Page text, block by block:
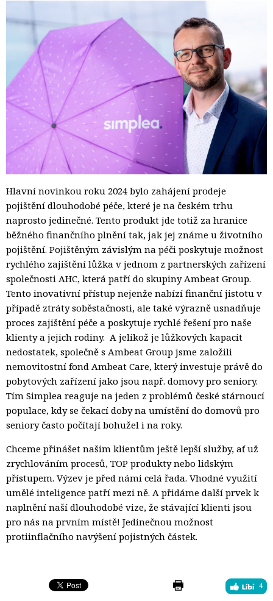
Hlavní novinkou roku 2024 bylo zahájení prodeje
pojištění dlouhodobé péče, které je na českém trhu
naprosto jedinečné. Tento produkt jde totiž za hranice
běžného finančního plnění tak, jak jej známe u životního
pojištění. Pojištěným závislým na péči poskytuje možnost
rychlého zajištění lůžka v jednom z partnerských zařízení
společnosti AHC, která patří do skupiny Ambeat Group.
Tento inovativní přístup nejenže nabízí finanční jistotu v
případě ztráty soběstačnosti, ale také výrazně usnadňuje
proces zajištění péče a poskytuje rychlé řešení pro naše
klienty a jejich rodiny. A jelikož je lůžkových kapacit
nedostatek, společně s Ambeat Group jsme založili
nemovitostní fond Ambeat Care, který investuje právě do
pobytových zařízení jako jsou např. domovy pro seniory.
Tím Simplea reaguje na jeden z problémů české stárnoucí
populace, kdy se čekací doby na umístění do domovů pro
seniory často počítají bohužel i na roky.
Chceme přinášet našim klientům ještě lepší služby, ať už
zrychlováním procesů, TOP produkty nebo lidským
přístupem. Výzev je před námi celá řada. Vhodné využití
umělé inteligence patří mezi ně. A přidáme další prvek k
naplnění naší dlouhodobé vize, že stávající klienti jsou
pro nás na prvním místě! Jedinečnou možnost
protiinflačního navýšení pojistných částek.
4